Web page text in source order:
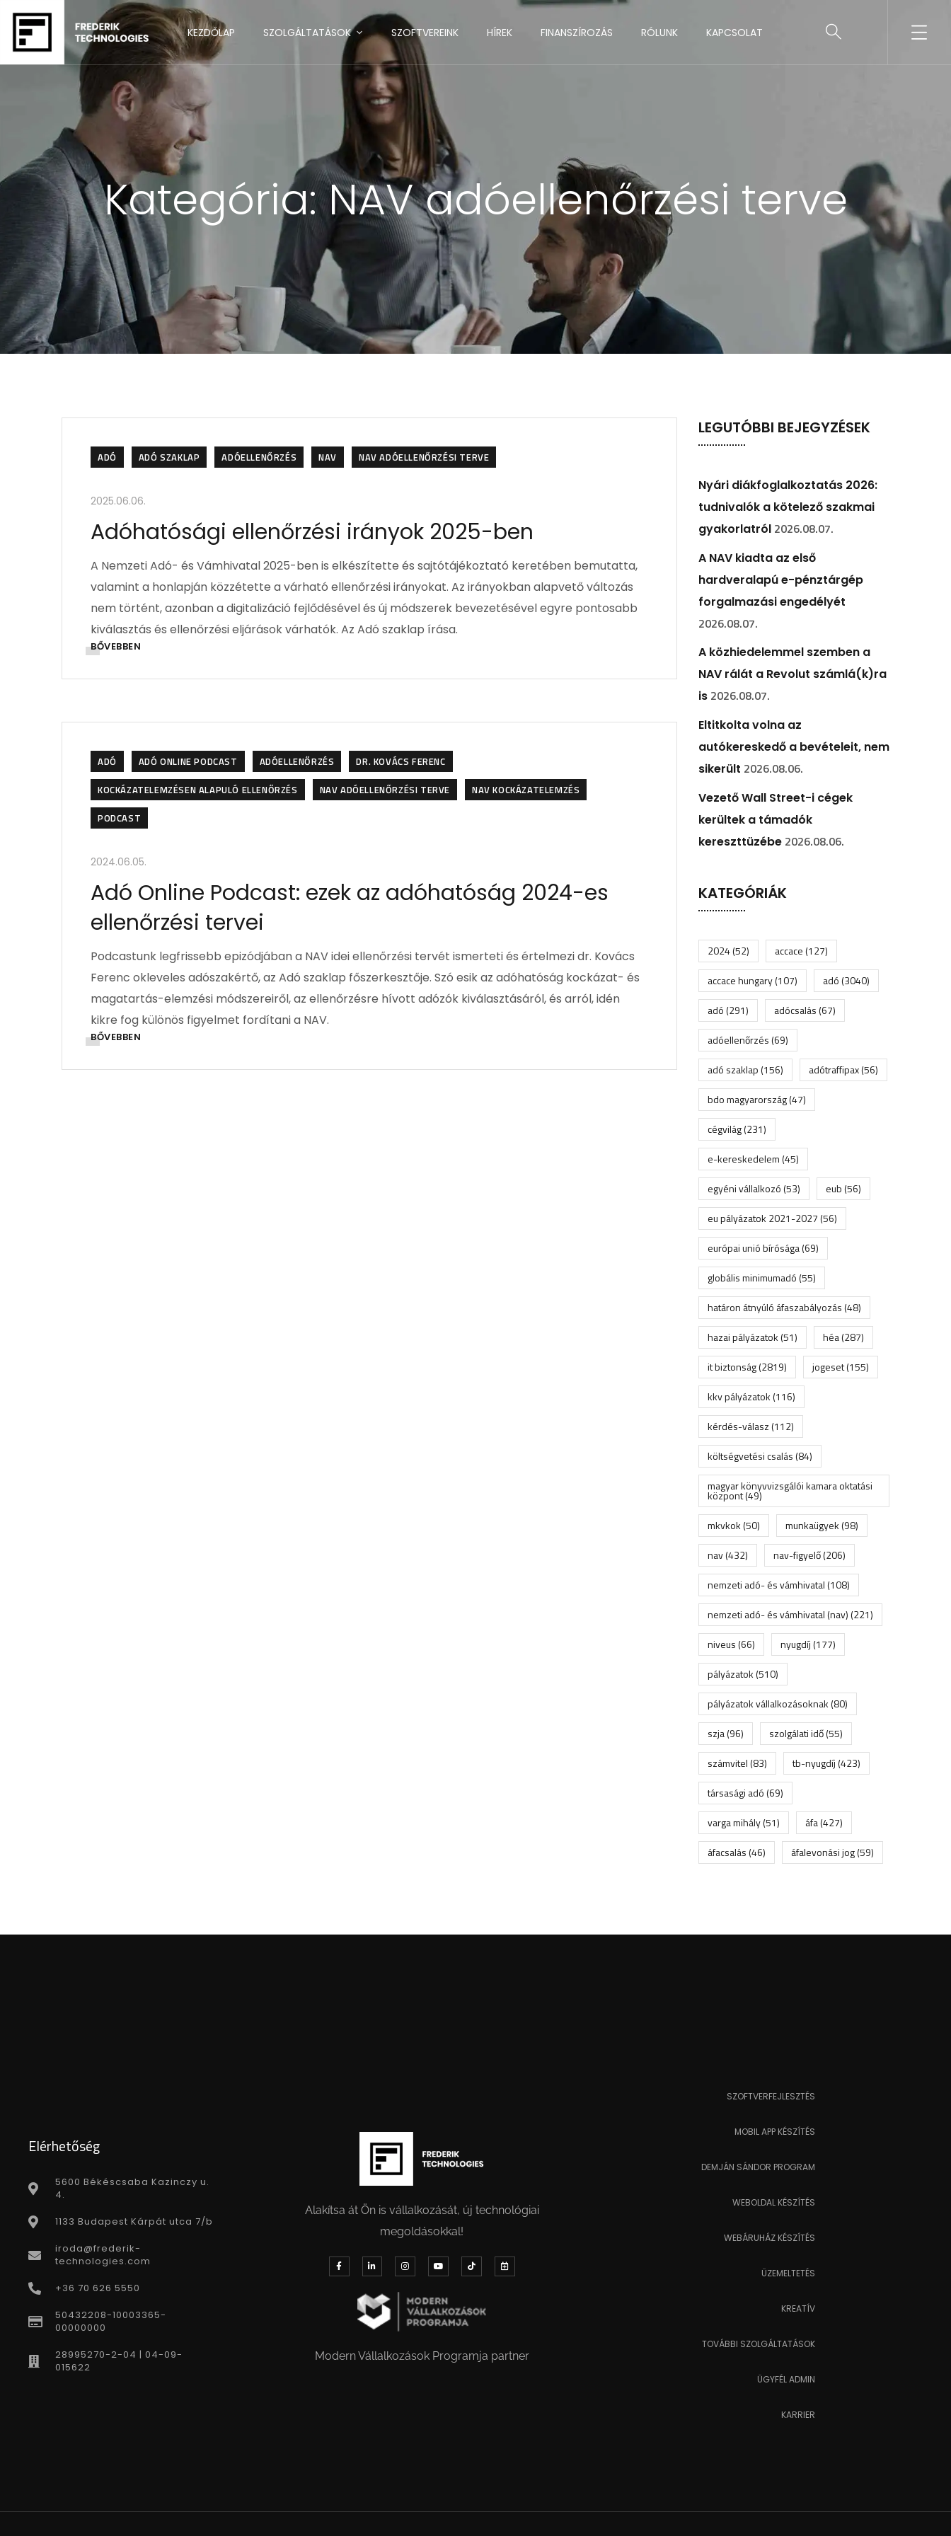
KEZDŐLAP SZOLGÁLTATÁSOK SZOFTVEREINK HÍREK FINANSZÍROZÁS RÓLUNK KAPCSOLAT
Kategória:NAV adóellenőrzési terve
ADÓ ADÓ SZAKLAP ADÓELLENŐRZÉS NAV NAV ADÓELLENŐRZÉSI TERVE
2025.06.06.
Adóhatósági ellenőrzési irányok 2025-ben
A Nemzeti Adó- és Vámhivatal 2025-ben is elkészítette és sajtótájékoztató keretében bemutatta,
valamint a honlapján közzétette a várható ellenőrzési irányokat. Az irányokban alapvető változás
nem történt, azonban a digitalizáció fejlődésével és új módszerek bevezetésével egyre pontosabb
kiválasztás és ellenőrzési eljárások várhatók. Az Adó szaklap írása.
BŐVEBBEN
ADÓ ADÓ ONLINE PODCAST ADÓELLENŐRZÉS
DR. KOVÁCS FERENC
KOCKÁZATELEMZÉSEN ALAPULÓ ELLENŐRZÉS
NAV ADÓELLENŐRZÉSI TERVE
NAV KOCKÁZATELEMZÉS
PODCAST
2024.06.05.
Adó Online Podcast: ezek az adóhatóság 2024-es
ellenőrzési tervei
Podcastunk legfrissebb epizódjában a NAV idei ellenőrzési tervét ismerteti és értelmezi dr. Kovács
Ferenc okleveles adószakértő, az Adó szaklap főszerkesztője. Szó esik az adóhatóság kockázat- és
magatartás-elemzési módszereiről, az ellenőrzésre hívott adózók kiválasztásáról, és arról, idén
kikre fog különös figyelmet fordítani a NAV.
BŐVEBBEN
LEGUTÓBBI BEJEGYZÉSEK
Nyári diákfoglalkoztatás 2026:
tudnivalók a kötelező szakmai
gyakorlatról 2026.08.07.
A NAV kiadta az első
hardveralapú e-pénztárgép
forgalmazási engedélyét
2026.08.07.
A közhiedelemmel szemben a
NAV rálát a Revolut számlá(k)ra
is 2026.08.07.
Eltitkolta volna az
autókereskedő a bevételeit, nem
sikerült 2026.08.06.
Vezető Wall Street-i cégek
kerültek a támadók
kereszttüzébe 2026.08.06.
KATEGÓRIÁK
2024(52) accace(127)
accace hungary(107) adó(3040)
adó(291) adócsalás(67)
adóellenőrzés(69)
adó szaklap(156) adótraffipax(56)
bdo magyarország(47)
cégvilág(231)
e-kereskedelem(45)
egyéni vállalkozó(53) eub(56)
eu pályázatok 2021-2027(56)
európai unió bírósága(69)
globális minimumadó(55)
határon átnyúló áfaszabályozás(48)
hazai pályázatok(51) héa(287)
it biztonság(2819) jogeset(155)
kkv pályázatok(116)
kérdés-válasz(112)
költségvetési csalás(84)
magyar könyvvizsgálói kamara oktatási
központ(49)
mkvkok(50) munkaügyek(98)
nav(432) nav-figyelő(206)
nemzeti adó- és vámhivatal(108)
nemzeti adó- és vámhivatal (nav)(221)
niveus(66) nyugdíj(177)
pályázatok(510)
pályázatok vállalkozásoknak(80)
szja(96) szolgálati idő(55)
számvitel(83) tb-nyugdíj(423)
társasági adó(69)
varga mihály(51) áfa(427)
áfacsalás(46) áfalevonási jog(59)
Elérhetőség
5600 Békéscsaba Kazinczy u.
4.
1133 Budapest Kárpát utca 7/b
iroda@frederik-
technologies.com
+36 70 626 5550
50432208-10003365-
00000000
28995270-2-04 | 04-09-
015622
Alakítsa át Ön is vállalkozását, új technológiai
megoldásokkal!
Modern Vállalkozások Programja partner
SZOFTVERFEJLESZTÉS
MOBIL APP KÉSZÍTÉS
DEMJÁN SÁNDOR PROGRAM
WEBOLDAL KÉSZÍTÉS
WEBÁRUHÁZ KÉSZÍTÉS
ÜZEMELTETÉS
KREATÍV
TOVÁBBI SZOLGÁLTATÁSOK
ÜGYFÉL ADMIN
KARRIER